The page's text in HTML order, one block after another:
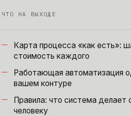
ЧТО НА ВЫХОДЕ
Карта процесса «как есть»:
стоимость каждого
Работающая автоматизация
вашем контуре
Правила: что система делает
человеку